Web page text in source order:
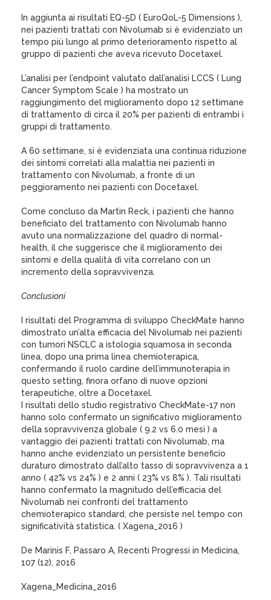
In aggiunta ai risultati EQ-5D ( EuroQoL-5 Dimensions ),
nei pazienti trattati con Nivolumab si è evidenziato un
tempo più lungo al primo deterioramento rispetto al
gruppo di pazienti che aveva ricevuto Docetaxel.
L’analisi per l’endpoint valutato dall’analisi LCCS ( Lung
Cancer Symptom Scale ) ha mostrato un
raggiungimento del miglioramento dopo 12 settimane
di trattamento di circa il 20% per pazienti di entrambi i
gruppi di trattamento.
A 60 settimane, si è evidenziata una continua riduzione
dei sintomi correlati alla malattia nei pazienti in
trattamento con Nivolumab, a fronte di un
peggioramento nei pazienti con Docetaxel.
Come concluso da Martin Reck, i pazienti che hanno
beneficiato del trattamento con Nivolumab hanno
avuto una normalizzazione del quadro di normal-
health, il che suggerisce che il miglioramento dei
sintomi e della qualità di vita correlano con un
incremento della sopravvivenza.
Conclusioni
I risultati del Programma di sviluppo CheckMate hanno
dimostrato un’alta efficacia del Nivolumab nei pazienti
con tumori NSCLC a istologia squamosa in seconda
linea, dopo una prima linea chemioterapica,
confermando il ruolo cardine dell’immunoterapia in
questo setting, finora orfano di nuove opzioni
terapeutiche, oltre a Docetaxel.
I risultati dello studio registrativo CheckMate-17 non
hanno solo confermato un significativo miglioramento
della sopravvivenza globale ( 9.2 vs 6.0 mesi ) a
vantaggio dei pazienti trattati con Nivolumab, ma
hanno anche evidenziato un persistente beneficio
duraturo dimostrato dall’alto tasso di sopravvivenza a 1
anno ( 42% vs 24% ) e 2 anni ( 23% vs 8% ). Tali risultati
hanno confermato la magnitudo dell’efficacia del
Nivolumab nei confronti del trattamento
chemioterapico standard, che persiste nel tempo con
significatività statistica. ( Xagena_2016 )
De Marinis F, Passaro A, Recenti Progressi in Medicina,
107 (12), 2016
Xagena_Medicina_2016